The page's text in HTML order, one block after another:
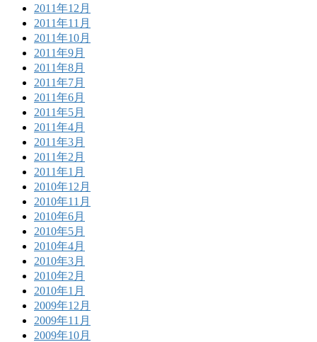
2011年12月
2011年11月
2011年10月
2011年9月
2011年8月
2011年7月
2011年6月
2011年5月
2011年4月
2011年3月
2011年2月
2011年1月
2010年12月
2010年11月
2010年6月
2010年5月
2010年4月
2010年3月
2010年2月
2010年1月
2009年12月
2009年11月
2009年10月